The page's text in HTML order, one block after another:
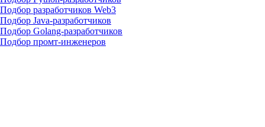
Подбор разработчиков Web3
Подбор Java-разработчиков
Подбор Golang-разработчиков
Подбор промт-инженеров